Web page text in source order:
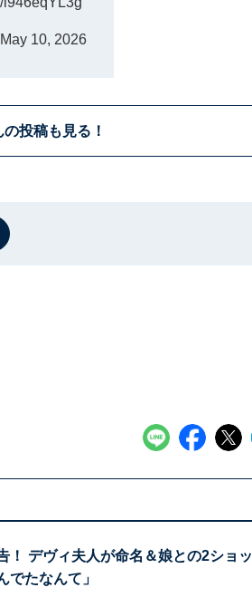
May 10, 2026
投稿も見る！
！ デヴィ夫人が命名＆娘との2ショッ
でたなんて」